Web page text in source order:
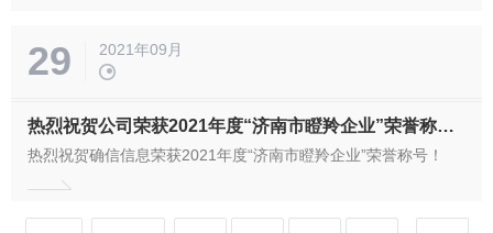
29 2021年09月
热烈祝贺公司荣获2021年度“济南市瞪羚企业”荣誉称号！
热烈祝贺确信信息荣获2021年度“济南市瞪羚企业”荣誉称号！